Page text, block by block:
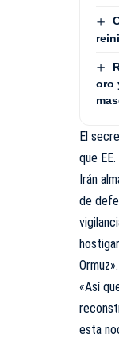
oro
El
que
Irán
de
Ormuz».
«Así
esta